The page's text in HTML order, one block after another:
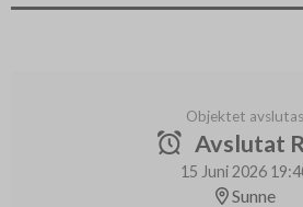
Objektet avslutas
Avslutat
15 Juni 2026
Sunne